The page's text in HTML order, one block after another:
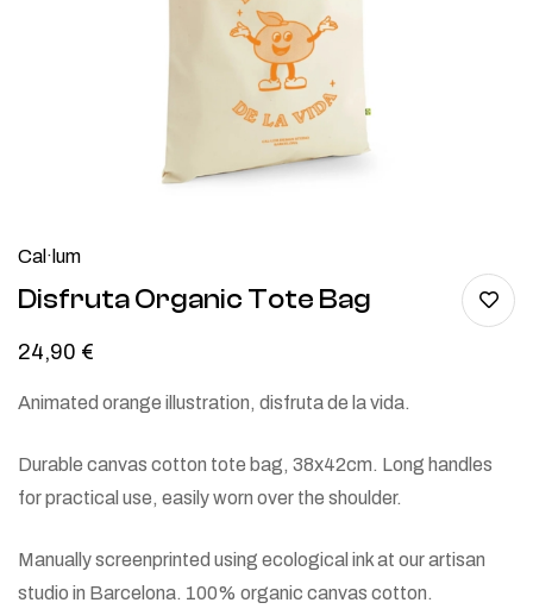
Cal·lum
Disfruta Organic Tote Bag
24,90 €
Animated orange illustration, disfruta de la vida.
Durable canvas cotton tote bag, 38x42cm. Long handles
for practical use, easily worn over the shoulder.
Manually screenprinted using ecological ink at our artisan
studio in Barcelona. 100% organic canvas cotton.